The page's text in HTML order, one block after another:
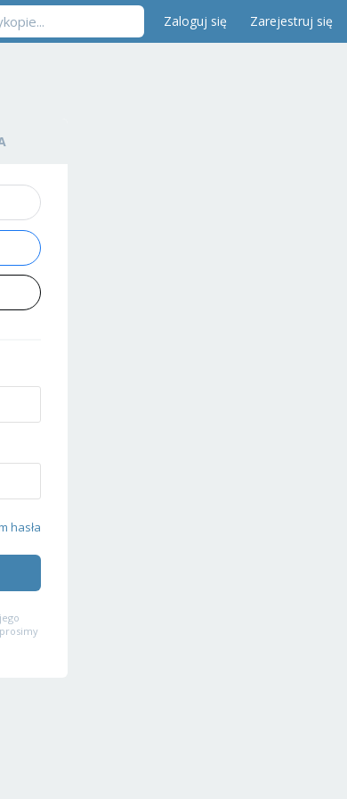
Zaloguj się Zarejestruj się
hasła